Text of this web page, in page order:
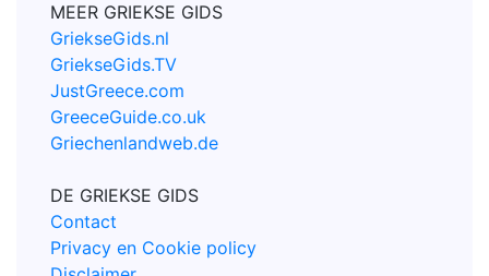
MEER GRIEKSE GIDS
GriekseGids.nl
GriekseGids.TV
JustGreece.com
GreeceGuide.co.uk
Griechenlandweb.de
DE GRIEKSE GIDS
Contact
Privacy en Cookie policy